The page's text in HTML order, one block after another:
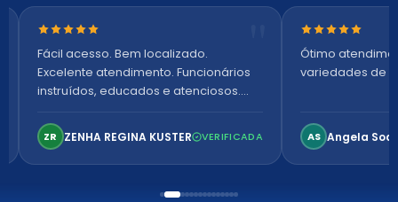
Nota 5 de 5 estrelas
Fácil acesso. Bem localizado.
Excelente atendimento. Funcionários
instruídos, educados e atenciosos.
confortável. Perfeito!
ZR ZENHA REGINA KUSTER VERIFICADA
Nota 5 de 5
Ótimo
variedades de
AS Angela